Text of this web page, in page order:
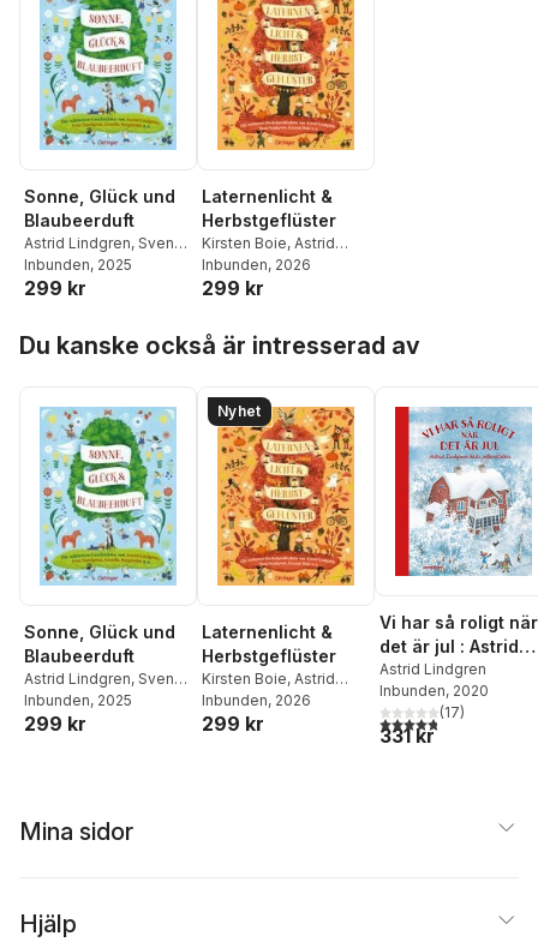
Sonne, Glück und
Blaubeerduft
Astrid Lindgren, Sven
Nordqvist ,Jujja
Wieslander
Kristin Zur Brügge
Inbunden, 2025
299 kr
Laternenlicht &
Herbstgeflüster
Kirsten Boie, Astrid
Lindgren, Sven
Nordqvist
Nicola Kinnear
Baeten ,Jujja
Wieslander
Kristin Zur Brügge
Inbunden, 2026
299 kr
Du kanske också är intresserad av
Sonne, Glück und
Blaubeerduft
Astrid Lindgren, Sven
Nordqvist ,Jujja
Wieslander
Inbunden, 2025
299 kr
Nyhet
Laternenlicht &
Herbstgeflüster
Kirsten Boie, Astrid
Lindgren, Sven
Nordqvist
Inbunden, 2026
299 kr
Vi har så roligt när
det är jul : Astrid
Lindgrens bästa
julberättelser
Astrid Lindgren
Inbunden, 2020
4,8utav 5 stjärnor.
(17)
331 kr
Mina sidor
Hjälp